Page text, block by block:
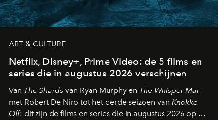
ART & CULTURE
Netflix, Disney+, Prime Video: de 5 films en
series die in augustus 2026 verschijnen
Van The Shards van Ryan Murphy en The Whisper Man
met Robert De Niro tot het derde seizoen van Knokke
Off: dit zijn de films en series die in augustus 2026 op de